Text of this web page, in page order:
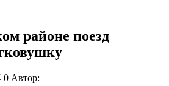
районе поезд
0 Автор: